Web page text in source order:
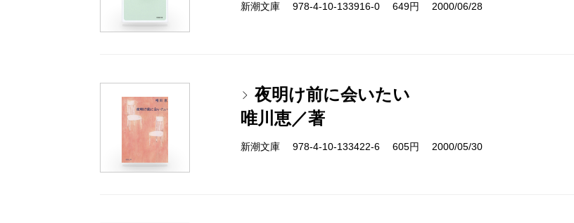
新潮文庫 978-4-10-133916-0 649円 2000/06/28
夜明け前に会いたい
唯川恵／著
新潮文庫 978-4-10-133422-6 605円 2000/05/30